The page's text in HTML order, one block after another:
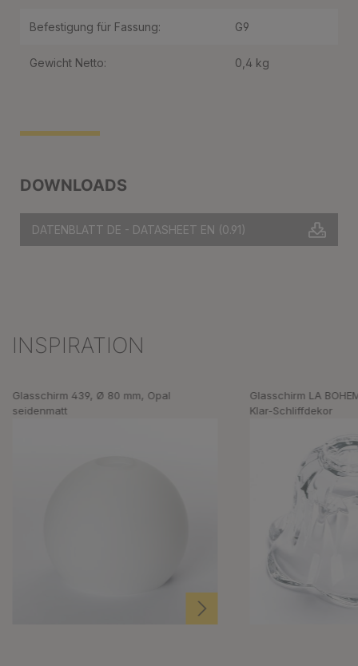
DOWNLOADS
DATENBLATT DE - DATASHEET EN (0.91)
Befestigung für Fassung: G9
Gewicht Netto: 0,4 kg
Produktgalerie überspringen
INSPIRATION
Glasschirm 439, Ø 80 mm, Opal
seidenmatt
Glasschirm LA
Klar-Schliffdekor